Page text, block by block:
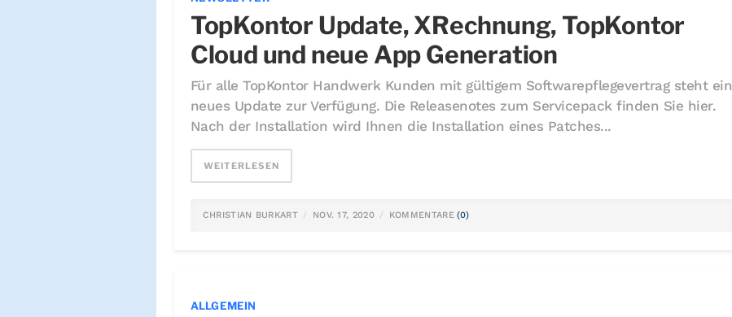
TopKontor Update, XRechnung, TopKontor
Cloud und neue App Generation
Für alle TopKontor Handwerk Kunden mit gültigem Softwarepflegevertrag steht ein
neues Update zur Verfügung. Die Releasenotes zum Servicepack finden Sie hier.
Nach der Installation wird Ihnen die Installation eines Patches...
WEITERLESEN
CHRISTIAN BURKART NOV. 17, 2020 KOMMENTARE (0)
ALLGEMEIN